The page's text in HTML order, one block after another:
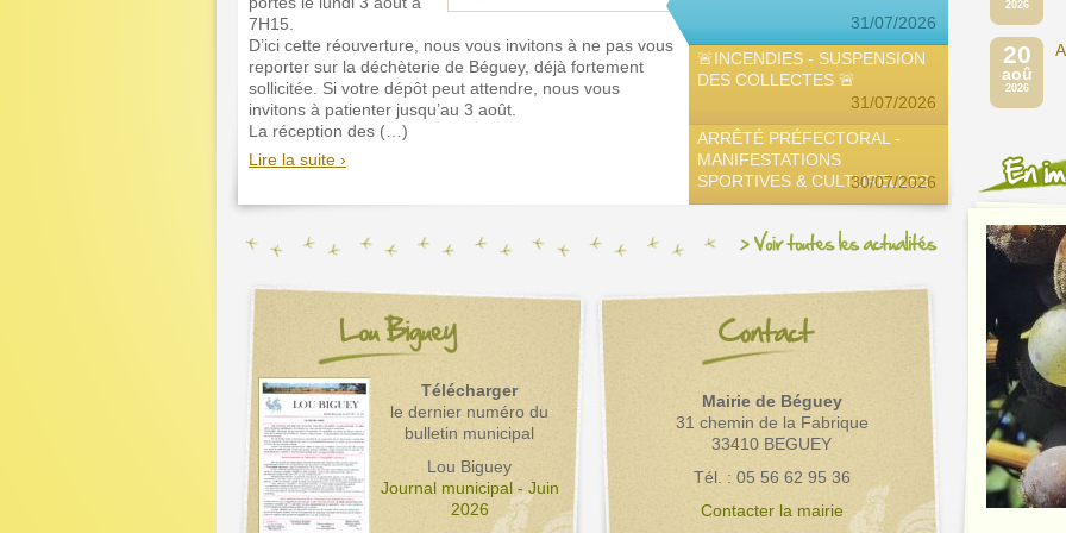
7H15.
D’ici cette réouverture, nous vous invitons à ne pas vous
reporter sur la déchèterie de Béguey, déjà fortement
sollicitée. Si votre dépôt peut attendre, nous vous
invitons à patienter jusqu’au 3 août.
La réception des (…)
Lire la suite ›
Un grand merci à tous les donateurs !
Cet élan répond parfaitement aux
besoins, et même au-delà.
A tel point que le principal site
bénéficiaire (hall des expositions de
Bordeaux) et notre communauté de
communes (qui (…)
Lire la suite ›
31/07/2026
🚨INCENDIES - SUSPENSION
DES COLLECTES 🚨
31/07/2026
ARRÊTÉ PRÉFECTORAL -
MANIFESTATIONS
SPORTIVES & CULTURELLES
30/07/2026
Télécharger
le dernier numéro du
bulletin municipal
Lou Biguey
Journal municipal - Juin
2026
Mairie de Béguey
31 chemin de la Fabrique
33410 BEGUEY
Tél. : 05 56 62 95 36
Contacter la mairie
2026
20
aoû
2026